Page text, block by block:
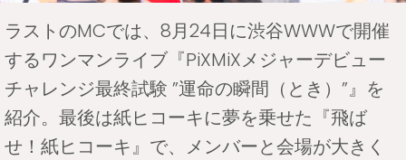
ラストのMCでは、8月24日に渋谷WWWで開催
するワンマンライブ『PiXMiXメジャーデビュー
チャレンジ最終試験 ”運命の瞬間（とき）”』を
紹介。最後は紙ヒコーキに夢を乗せた『飛ば
せ！紙ヒコーキ』で、メンバーと会場が大きく